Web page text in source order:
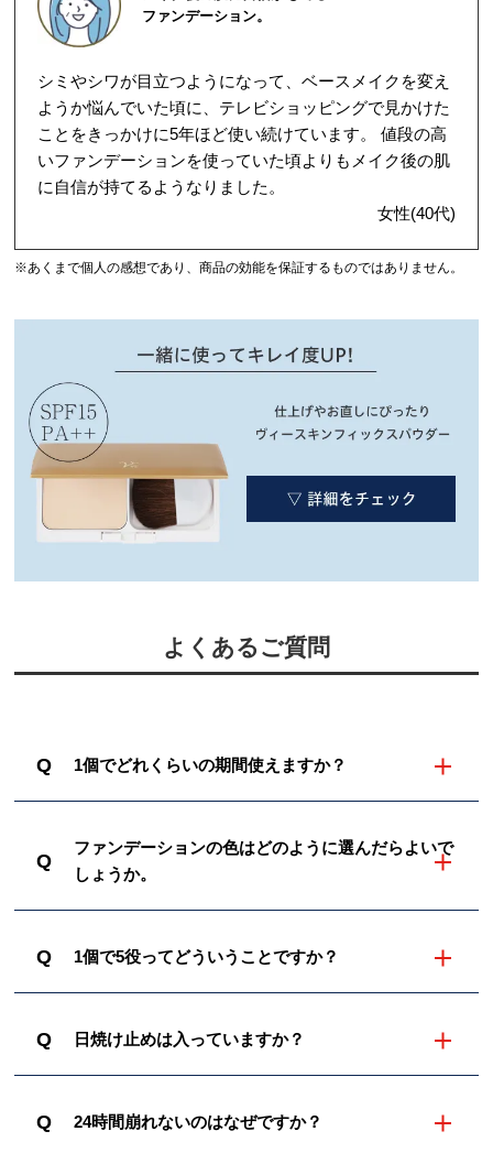
ファンデーション。
シミやシワが目立つようになって、ベースメイクを変え
ようか悩んでいた頃に、テレビショッピングで見かけた
ことをきっかけに5年ほど使い続けています。 値段の高
いファンデーションを使っていた頃よりもメイク後の肌
に自信が持てるようなりました。
女性(40代)
※あくまで個人の感想であり、商品の効能を保証するものではありません。
よくあるご質問
Q 1個でどれくらいの期間使えますか？
Q
ファンデーションの色はどのように選んだらよいで
しょうか。
Q 1個で5役ってどういうことですか？
Q 日焼け止めは入っていますか？
Q 24時間崩れないのはなぜですか？